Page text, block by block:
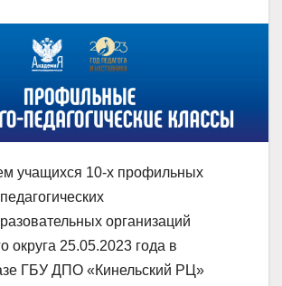
учащихся 10-х профильных
организаций
округа 25.05.2023 года в
ГБУ ДПО «Кинельский РЦ»